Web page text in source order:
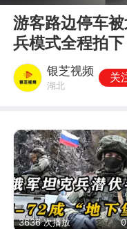
游客路边停车
兵模式全程拍
遭殃已报警 警
银芝视频
湖北
关
3636 次播放